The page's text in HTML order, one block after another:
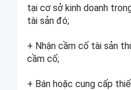
tại cơ sở kinh doanh
tài sản đó;
+ Nhận cầm cố tài sản
cầm cố;
+ Bán hoặc cung cấp